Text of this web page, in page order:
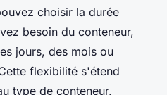
choisir la durée
besoin du conteneur,
jours, des mois ou
flexibilité s'étend
type de conteneur,